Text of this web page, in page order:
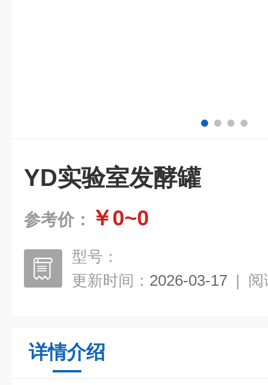
YD实验室发酵罐
参考价： ￥0~0
型号：
更新时间： 2026-03-17 | 阅
详情介绍